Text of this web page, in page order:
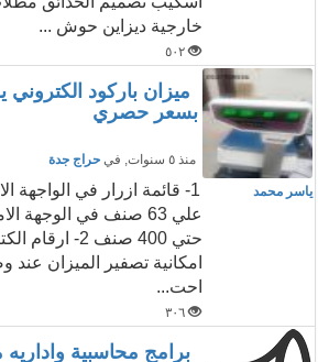
خارجية ديزاين حوش ...
٥٠٢
بسعر حصري
منذ ٥ سنوات , في حراج جدة
ياسر محمد
1- قائمة ازرار في الواجهة
علي 63 صنف في الوجهة
امكانية تصفير الميزان
احت...
٣٠٦
برامج محاسبية